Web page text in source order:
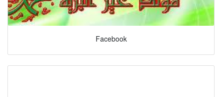
Facebook